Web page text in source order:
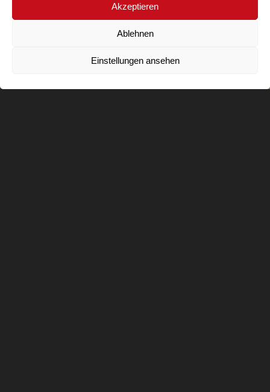
Akzeptieren
Ablehnen
Einstellungen ansehen